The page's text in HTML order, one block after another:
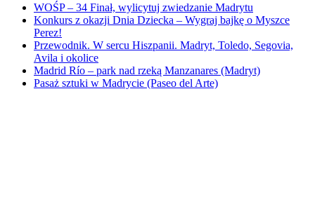
WOŚP – 34 Finał, wylicytuj zwiedzanie Madrytu
Konkurs z okazji Dnia Dziecka – Wygraj bajkę o Myszce
Perez!
Przewodnik. W sercu Hiszpanii. Madryt, Toledo, Segovia,
Avila i okolice
Madrid Río – park nad rzeką Manzanares (Madryt)
Pasaż sztuki w Madrycie (Paseo del Arte)